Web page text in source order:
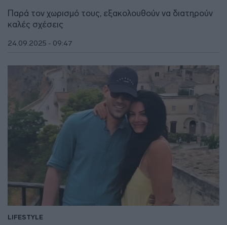
Παρά τον χωρισμό τους, εξακολουθούν να διατηρούν
καλές σχέσεις
24.09.2025 - 09:47
LIFESTYLE